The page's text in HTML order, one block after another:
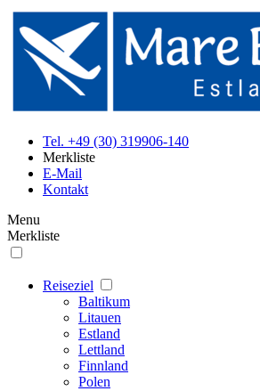
Tel. +49 (30) 319906-140
Merkliste
E-Mail
Kontakt
Menu
Merkliste
Reiseziel
Baltikum
Litauen
Estland
Lettland
Finnland
Polen